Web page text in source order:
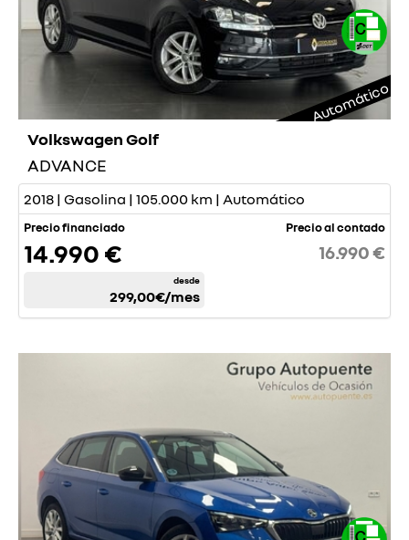
Automático
Volkswagen Golf
ADVANCE
2018 | Gasolina | 105.000 km | Automático
Precio financiado
14.990 €
desde
299,00€/mes
Precio al contado
16.990 €